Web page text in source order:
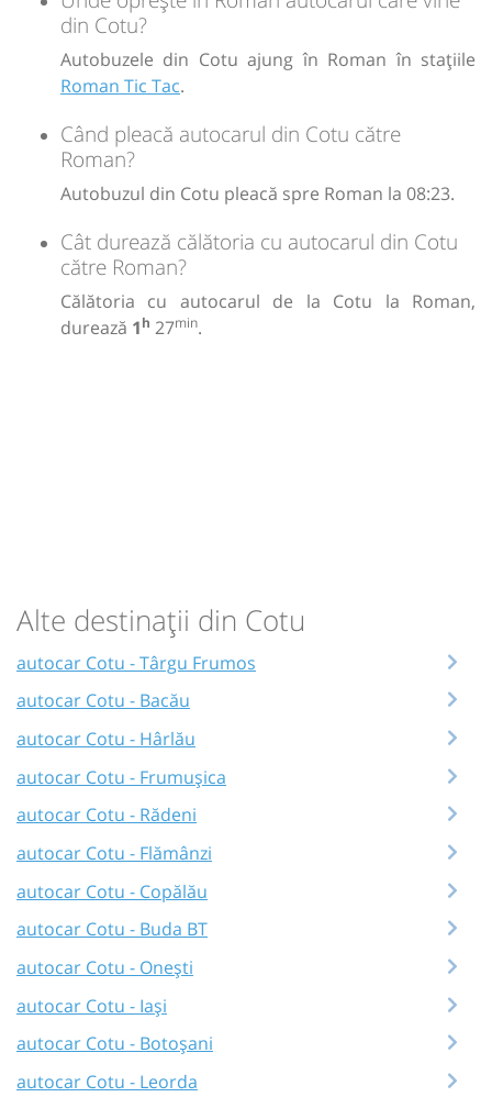
din Cotu?
Autobuzele din Cotu ajung în Roman în stațiile
Roman Tic Tac.
Când pleacă autocarul din Cotu către
Roman?
Autobuzul din Cotu pleacă spre Roman la 08:23.
Cât durează călătoria cu autocarul din Cotu
către Roman?
Călătoria cu autocarul de la Cotu la Roman,
durează 1h 27min.
Alte destinații din Cotu
autocar Cotu - Târgu Frumos
autocar Cotu - Bacău
autocar Cotu - Hârlău
autocar Cotu - Frumușica
autocar Cotu - Rădeni
autocar Cotu - Flămânzi
autocar Cotu - Copălău
autocar Cotu - Buda BT
autocar Cotu - Onești
autocar Cotu - Iași
autocar Cotu - Botoșani
autocar Cotu - Leorda